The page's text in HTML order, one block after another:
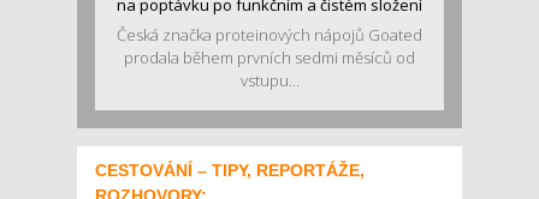
na poptávku po funkčním a čistém složení
Česká značka proteinových nápojů Goated
prodala během prvních sedmi měsíců od
vstupu...
CESTOVÁNÍ – TIPY, REPORTÁŽE,